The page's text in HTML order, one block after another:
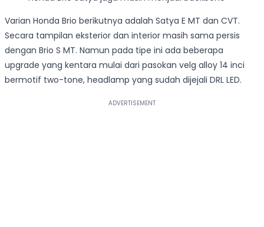
Varian Honda Brio berikutnya adalah Satya E MT dan CVT.
Secara tampilan eksterior dan interior masih sama persis
dengan Brio S MT. Namun pada tipe ini ada beberapa
upgrade yang kentara mulai dari pasokan velg alloy 14 inci
bermotif two-tone, headlamp yang sudah dijejali DRL LED.